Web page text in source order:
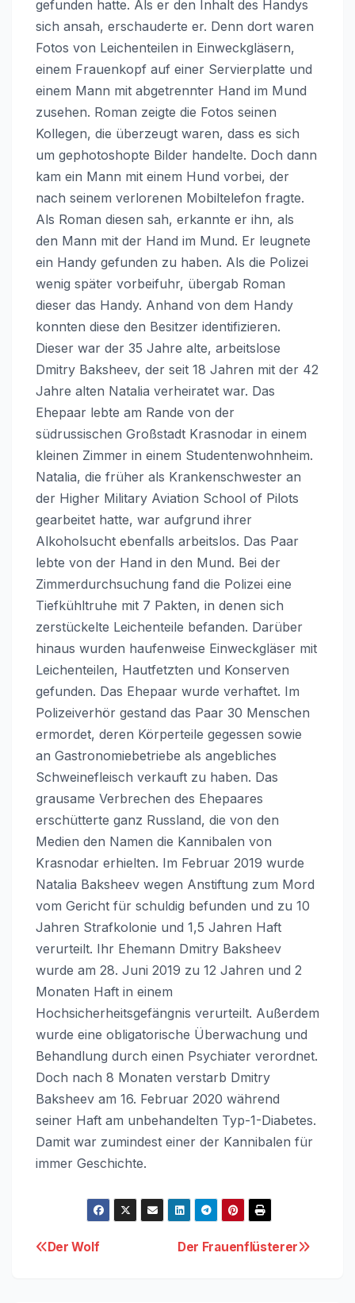
gefunden hatte. Als er den Inhalt des Handys
sich ansah, erschauderte er. Denn dort waren
Fotos von Leichenteilen in Einweckgläsern,
einem Frauenkopf auf einer Servierplatte und
einem Mann mit abgetrennter Hand im Mund
zusehen. Roman zeigte die Fotos seinen
Kollegen, die überzeugt waren, dass es sich
um gephotoshopte Bilder handelte. Doch dann
kam ein Mann mit einem Hund vorbei, der
nach seinem verlorenen Mobiltelefon fragte.
Als Roman diesen sah, erkannte er ihn, als
den Mann mit der Hand im Mund. Er leugnete
ein Handy gefunden zu haben. Als die Polizei
wenig später vorbeifuhr, übergab Roman
dieser das Handy. Anhand von dem Handy
konnten diese den Besitzer identifizieren.
Dieser war der 35 Jahre alte, arbeitslose
Dmitry Baksheev, der seit 18 Jahren mit der 42
Jahre alten Natalia verheiratet war. Das
Ehepaar lebte am Rande von der
südrussischen Großstadt Krasnodar in einem
kleinen Zimmer in einem Studentenwohnheim.
Natalia, die früher als Krankenschwester an
der Higher Military Aviation School of Pilots
gearbeitet hatte, war aufgrund ihrer
Alkoholsucht ebenfalls arbeitslos. Das Paar
lebte von der Hand in den Mund. Bei der
Zimmerdurchsuchung fand die Polizei eine
Tiefkühltruhe mit 7 Pakten, in denen sich
zerstückelte Leichenteile befanden. Darüber
hinaus wurden haufenweise Einweckgläser mit
Leichenteilen, Hautfetzten und Konserven
gefunden. Das Ehepaar wurde verhaftet. Im
Polizeiverhör gestand das Paar 30 Menschen
ermordet, deren Körperteile gegessen sowie
an Gastronomiebetriebe als angebliches
Schweinefleisch verkauft zu haben. Das
grausame Verbrechen des Ehepaares
erschütterte ganz Russland, die von den
Medien den Namen die Kannibalen von
Krasnodar erhielten. Im Februar 2019 wurde
Natalia Baksheev wegen Anstiftung zum Mord
vom Gericht für schuldig befunden und zu 10
Jahren Strafkolonie und 1,5 Jahren Haft
verurteilt. Ihr Ehemann Dmitry Baksheev
wurde am 28. Juni 2019 zu 12 Jahren und 2
Monaten Haft in einem
Hochsicherheitsgefängnis verurteilt. Außerdem
wurde eine obligatorische Überwachung und
Behandlung durch einen Psychiater verordnet.
Doch nach 8 Monaten verstarb Dmitry
Baksheev am 16. Februar 2020 während
seiner Haft am unbehandelten Typ-1-Diabetes.
Damit war zumindest einer der Kannibalen für
immer Geschichte.
Beitragsnavigation
Der Frauenflüsterer
Der Wolf